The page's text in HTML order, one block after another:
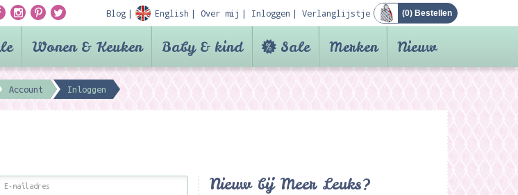
Blog English Over mij Inloggen Verlanglijstje (0) Bestellen
Wonen & Keuken Baby & kind Sale Merken Nieuw
Account Inloggen
Nieuw bij Meer Leuks?